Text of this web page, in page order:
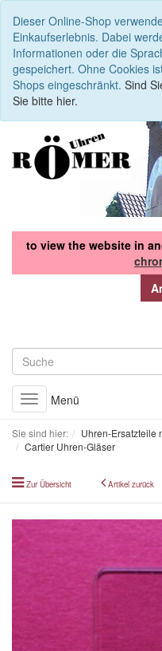
Dieser Online-Shop
Einkaufserlebnis. Dabei
Informationen oder die
gespeichert. Ohne Cookies
Shops eingeschränkt. Sind
Sie bitte hier.
to view the website in
Toggle
navigation
Menü
Sie sind hier: Uhren-Ersatzteile
Cartier Uhren-Gläser
Zur Übersicht Artikel zurück